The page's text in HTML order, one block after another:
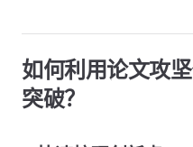
如何利用论文攻
突破？